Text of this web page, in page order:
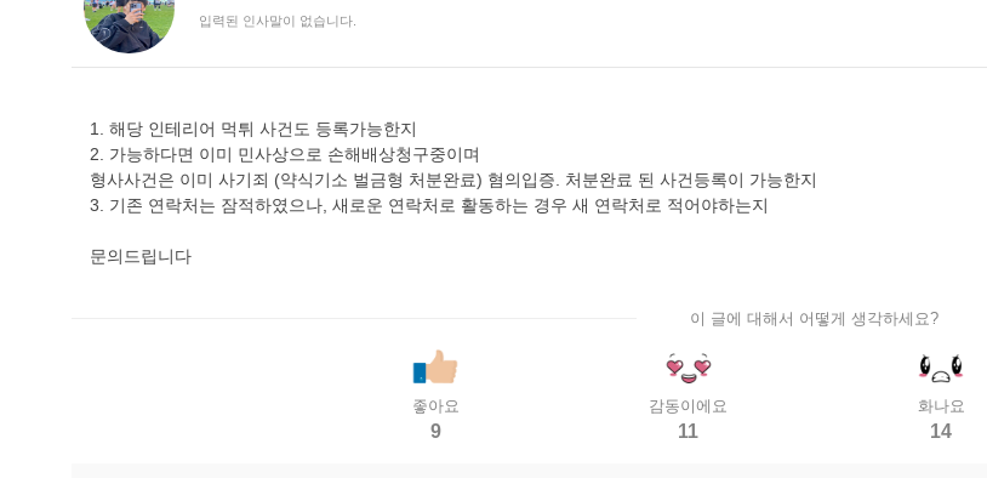
입력된 인사말이 없습니다.
1. 해당 인테리어 먹튀 사건도 등록가능한지
2. 가능하다면 이미 민사상으로 손해배상청구중이며
형사사건은 이미 사기죄 (약식기소 벌금형 처분완료) 혐의입증. 처분완료 된 사건등록이 가능한지
3. 기존 연락처는 잠적하였으나, 새로운 연락처로 활동하는 경우 새 연락처로 적어야하는지
문의드립니다
이 글에 대해서 어떻게 생각하세요?
좋아요
9
감동이에요
11
화나요
14